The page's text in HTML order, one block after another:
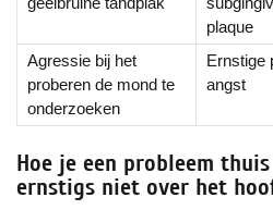
plaque
Agressie bij het
proberen de mond te
onderzoeken
Ernstige
angst
Hoe je een probleem
ernstigs niet over het